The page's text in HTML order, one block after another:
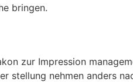
bringen.
zur Impression
stellung nehmen anders